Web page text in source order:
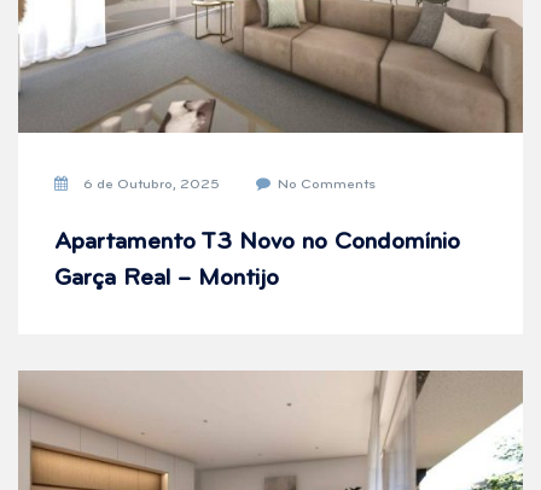
6 de Outubro, 2025 No Comments
Apartamento T3 Novo no Condomínio
Garça Real – Montijo